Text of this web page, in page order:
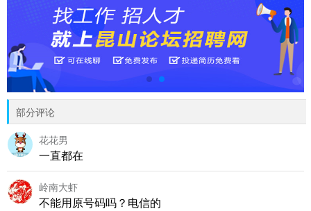
部分评论
花花男
一直都在
岭南大虾
不能用原号码吗？电信的